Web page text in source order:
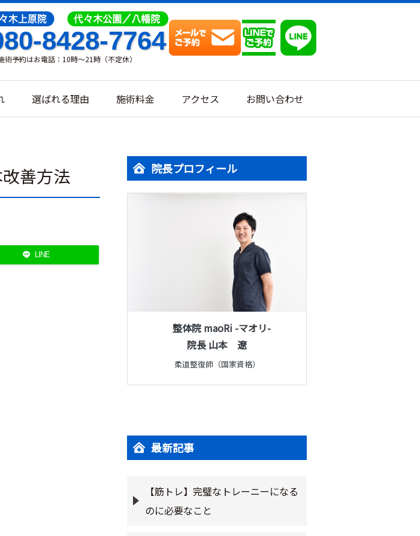
8428-7764
術予約はお電話：10時～21時（不定休）
選ばれる理由 施術料金 アクセス お問い合わせ
善方法
LINE
院長プロフィール
整体院 maoRi -マオリ-
院長 山本 遼
柔道整復師（国家資格）
最新記事
【筋トレ】完璧なトレーニーになる
のに必要なこと